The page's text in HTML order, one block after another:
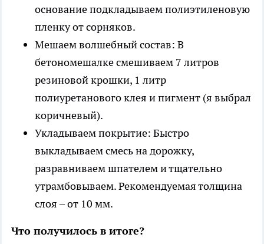
основание подкладываем полиэтиленовую
пленку от сорняков.
Мешаем волшебный состав: В
бетономешалке смешиваем 7 литров
резиновой крошки, 1 литр
полиуретанового клея и пигмент (я выбрал
коричневый).
Укладываем покрытие: Быстро
выкладываем смесь на дорожку,
разравниваем шпателем и тщательно
утрамбовываем. Рекомендуемая толщина
слоя – от 10 мм.
Что получилось в итоге?